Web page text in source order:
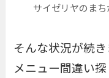
サイゼリヤのまち
そんな状況が続
メニュー間違い探